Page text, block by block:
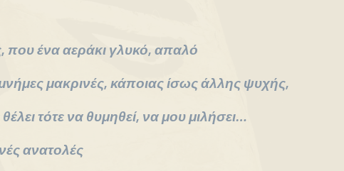
που ένα αεράκι γλυκό, απαλό
μακρινές, κάποιας ίσως άλλης ψυχής,
τότε να θυμηθεί, να μου μιλήσει…
ανατολές